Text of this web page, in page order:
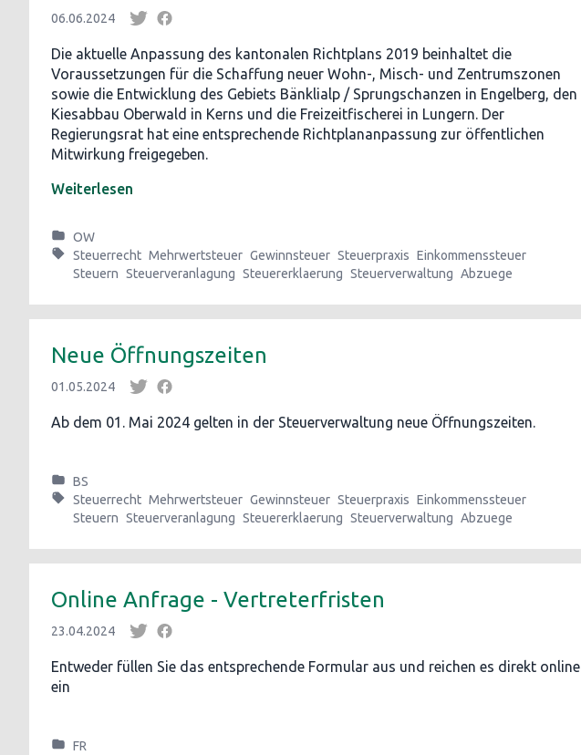
06.06.2024
Die aktuelle Anpassung des kantonalen Richtplans 2019 beinhaltet die
Voraussetzungen für die Schaffung neuer Wohn-, Misch- und Zentrumszonen
sowie die Entwicklung des Gebiets Bänklialp / Sprungschanzen in Engelberg, den
Kiesabbau Oberwald in Kerns und die Freizeitfischerei in Lungern. Der
Regierungsrat hat eine entsprechende Richtplananpassung zur öffentlichen
Mitwirkung freigegeben.
Weiterlesen
OW
Steuerrecht Mehrwertsteuer Gewinnsteuer Steuerpraxis Einkommenssteuer
Steuern Steuerveranlagung Steuererklaerung Steuerverwaltung Abzuege
Neue Öffnungszeiten
01.05.2024
Ab dem 01. Mai 2024 gelten in der Steuerverwaltung neue Öffnungszeiten.
BS
Steuerrecht Mehrwertsteuer Gewinnsteuer Steuerpraxis Einkommenssteuer
Steuern Steuerveranlagung Steuererklaerung Steuerverwaltung Abzuege
Online Anfrage - Vertreterfristen
23.04.2024
Entweder füllen Sie das entsprechende Formular aus und reichen es direkt online
ein
FR